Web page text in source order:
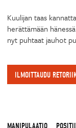
Kuulijan taas
herättämään
nyt puhtaat jauhot
ILMOITTAUDU
MANIPULAATIO